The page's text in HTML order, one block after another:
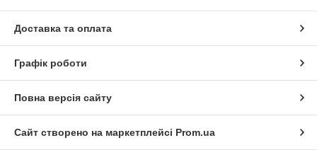
Доставка та оплата
Графік роботи
Повна версія сайту
Сайт створено на маркетплейсі Prom.ua